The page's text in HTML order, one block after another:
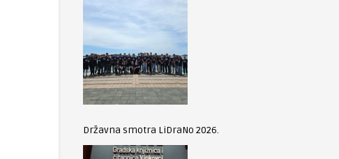
Državna smotra LiDraNo 2026.